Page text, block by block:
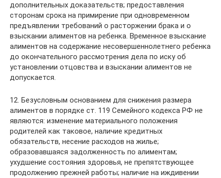
дополнительных доказательств; предоставления
сторонам срока на примирение при одновременном
предъявлении требований о расторжении брака и о
взыскании алиментов на ребенка. Временное взыскание
алиментов на содержание несовершеннолетнего ребенка
до окончательного рассмотрения дела по иску об
установлении отцовства и взыскании алиментов не
допускается.
12. Безусловным основанием для снижения размера
алиментов в порядке ст. 119 Семейного кодекса РФ не
являются: изменение материального положения
родителей как таковое, наличие кредитных
обязательств, несение расходов на жилье;
образовавшаяся задолженность по алиментам;
ухудшение состояния здоровья, не препятствующее
продолжению прежней работы; наличие на иждивении